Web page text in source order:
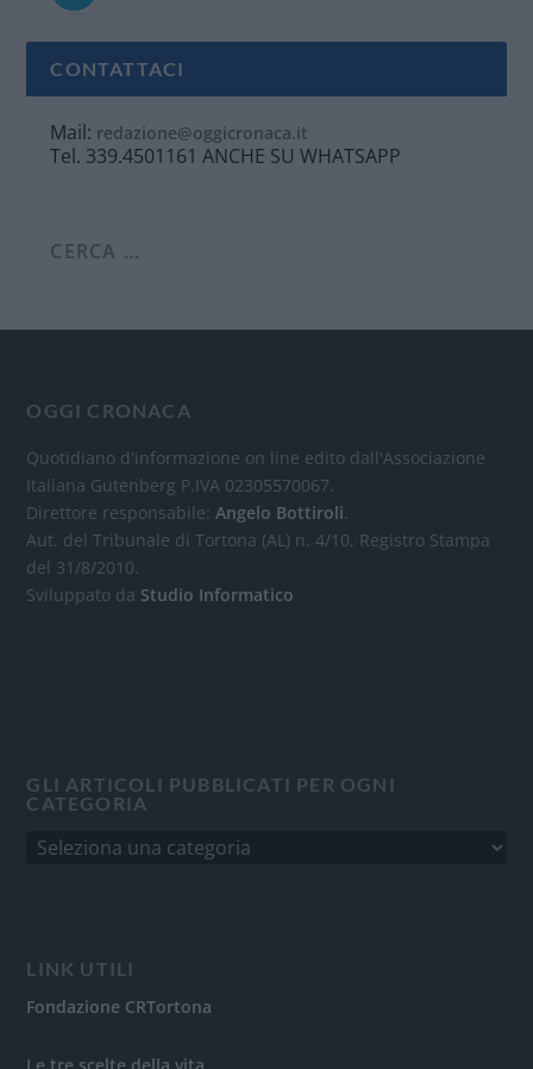
CONTATTACI
Mail: redazione@oggicronaca.it
Tel. 339.4501161 ANCHE SU WHATSAPP
OGGI CRONACA
Quotidiano d'informazione on line edito dall'Associazione
Italiana Gutenberg P.IVA 02305570067.
Direttore responsabile:Angelo Bottiroli
Aut. del Tribunale di Tortona (AL) n. 4/10, Registro Stampa
del 31/8/2010.
Sviluppato da Studio Informatico
GLI ARTICOLI PUBBLICATI PER OGNI
CATEGORIA
LINK UTILI
Fondazione CRTortona